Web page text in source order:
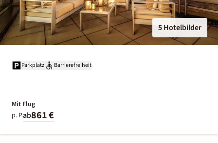
5 Hotelbilder
Parkplatz Barrierefreiheit
Mit Flug
p. P.ab861 €